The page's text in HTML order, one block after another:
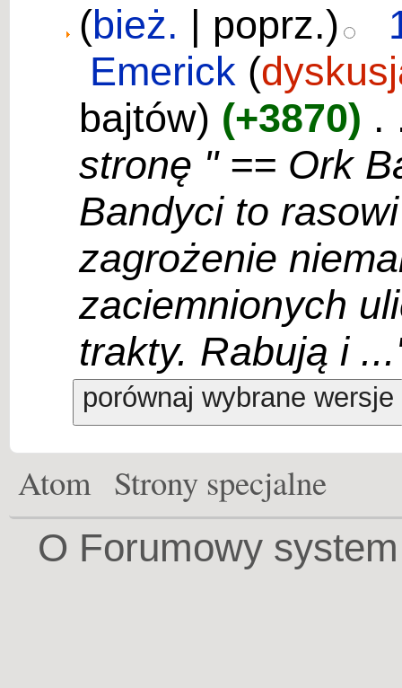
(bież. | poprz.)
Emerick (
bajtów) (+3870) .
stronę " == Ork
Bandyci to
zagrożenie
zaciemnionych
trakty. Rabują i
Atom Strony specjalne
O Forumowy